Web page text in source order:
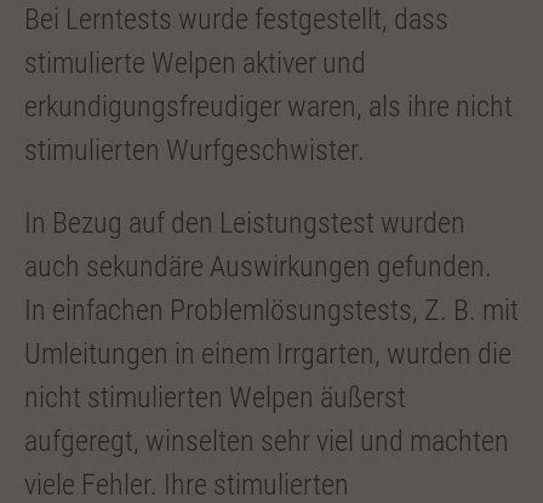
Bei Lerntests wurde festgestellt, dass
stimu­lierte Welpen aktiver und
erkundigungsfreudi­ger waren, als ihre nicht
stimulierten Wurfge­schwister.
In Bezug auf den Leistungstest wurden
auch sekundäre Auswirkungen gefunden.
In einfa­chen Problemlösungstests, Z. B. mit
Umleitun­gen in einem Irrgarten, wurden die
nicht stimu­lierten Welpen äußerst
aufgeregt, winselten sehr viel und machten
viele Fehler. Ihre stimu­lierten